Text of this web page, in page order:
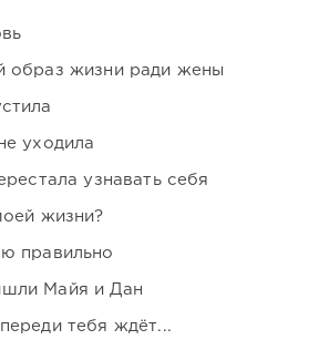
образ жизни ради жены
уходила
узнавать себя
жизни?
правильно
Майя и Дан
тебя ждёт...